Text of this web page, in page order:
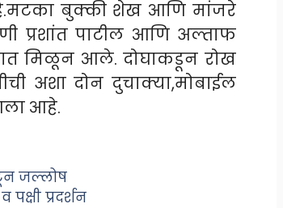
बुक्की शेख आणि मांजरे
प्रशांत पाटील आणि अल्ताफ
मिळून आले. दोघाकडून रोख
अशा दोन दुचाक्या,मोबाईल
आहे.
जल्लोष
प्रदर्शन